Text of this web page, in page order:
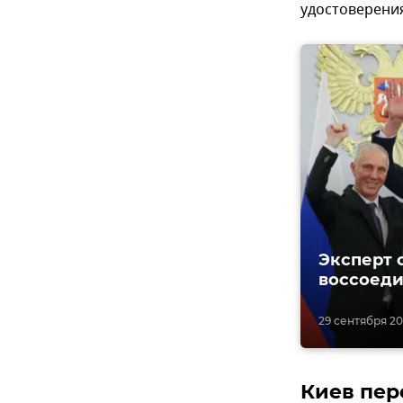
29 сентября
Эксперт
Киев